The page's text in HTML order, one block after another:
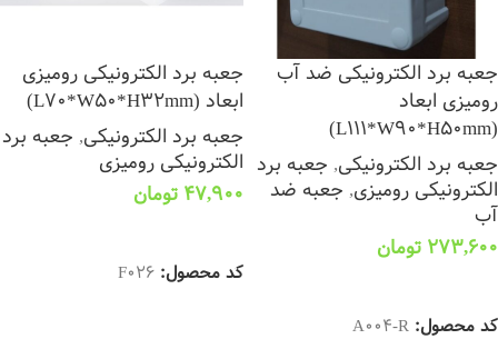
جعبه برد الکترونیکی ضد آب
رومیزی ابعاد
(L111*W90*H50mm)
جعبه برد الکترونیکی, جعبه برد
الکترونیکی رومیزی, جعبه ضد
آب
273,600 تومان
کد محصول: A004-R
جعبه برد الکترونیکی رومیزی
ابعاد (L70*W50*H32mm)
جعبه برد الکترونیکی, جعبه برد
الکترونیکی رومیزی
47,900 تومان
کد محصول: F026